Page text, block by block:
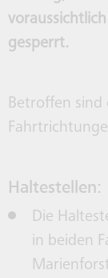
TAXIBUS
gesperrt.
Betroffen sind
Haltestellen:
Die
in beiden